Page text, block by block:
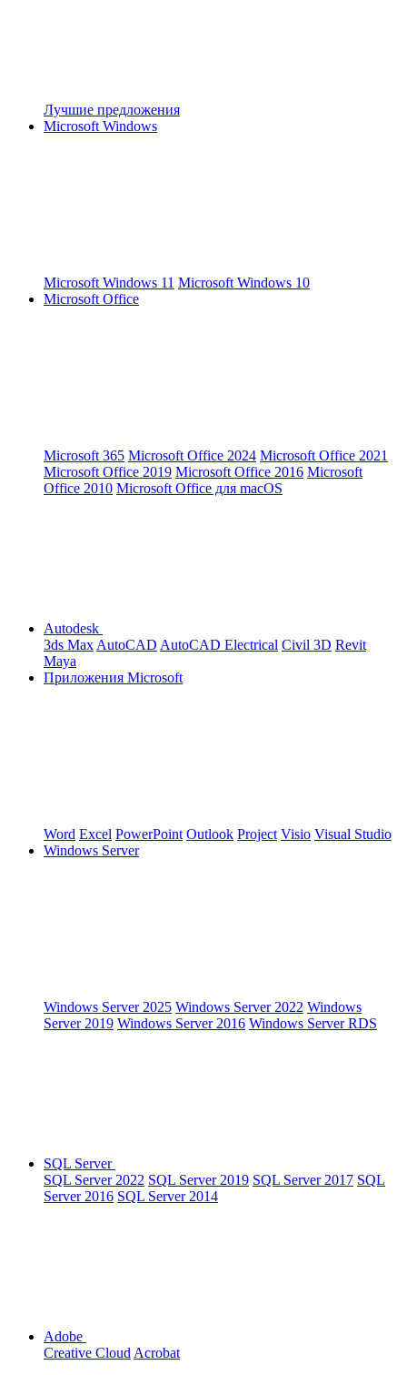
Лучшие предложения
Microsoft Windows
Microsoft Windows 11 Microsoft Windows 10
Microsoft Office
Microsoft 365 Microsoft Office 2024 Microsoft Office 2021
Microsoft Office 2019 Microsoft Office 2016 Microsoft
Office 2010 Microsoft Office для macOS
Autodesk
3ds Max AutoCAD AutoCAD Electrical Civil 3D Revit
Maya
Приложения Microsoft
Word Excel PowerPoint Outlook Project Visio Visual Studio
Windows Server
Windows Server 2025 Windows Server 2022 Windows
Server 2019 Windows Server 2016 Windows Server RDS
SQL Server
SQL Server 2022 SQL Server 2019 SQL Server 2017 SQL
Server 2016 SQL Server 2014
Adobe
Creative Cloud Acrobat